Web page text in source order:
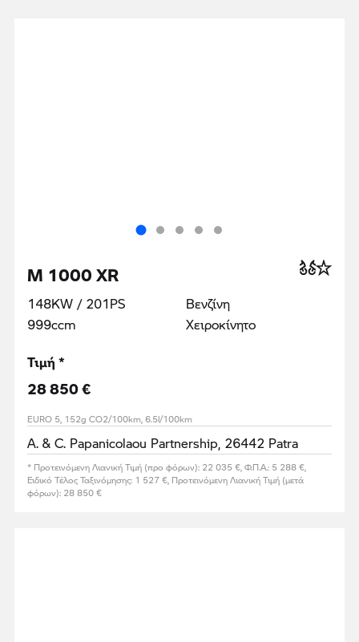
M 1000 XR
148KW / 201PS
999ccm
Βενζίνη
Χειροκίνητο
Τιμή *
28 850 €
EURO 5, 152g CO2/100km, 6.5l/100km
A. & C. Papanicolaou Partnership, 26442 Patra
* Προτεινόμενη Λιανική Τιμή (προ φόρων): 22 035 €, Φ.Π.Α.: 5 288 €,
Ειδικό Τέλος Ταξινόμησης: 1 527 €, Προτεινόμενη Λιανική Τιμή (μετά
φόρων): 28 850 €